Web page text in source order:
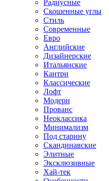
Радиусные
Скошенные углы
Стиль
Современные
Евро
Английские
Дизайнерские
Итальянские
Кантри
Классические
Лофт
Модерн
Прованс
Неоклассика
Минимализм
Под старину
Скандинавские
Элитные
Эксклюзивные
Хай-тек